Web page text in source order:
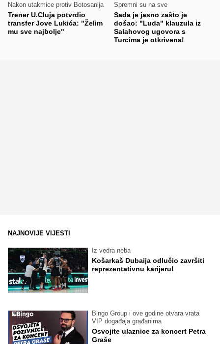
Nakon utakmice protiv Botosanija
Trener U.Cluja potvrdio
transfer Jove Lukića: "Želim
mu sve najbolje"
Spremni su na sve
Sada je jasno zašto je
došao: "Luda" klauzula iz
Salahovog ugovora s
Turcima je otkrivena!
NAJNOVIJE VIJESTI
Iz vedra neba
Košarkaš Dubaija odlučio završiti
reprezentativnu karijeru!
Bingo Group i ove godine otvara vrata
VIP događaja građanima
Osvojite ulaznice za koncert Petra
Graše